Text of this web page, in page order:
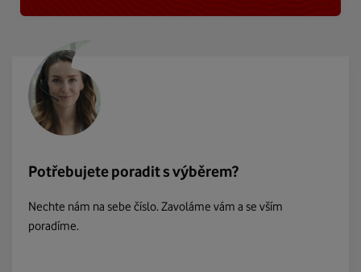
Potřebujete poradit s výběrem?
Nechte nám na sebe číslo. Zavoláme vám a se vším
poradíme.